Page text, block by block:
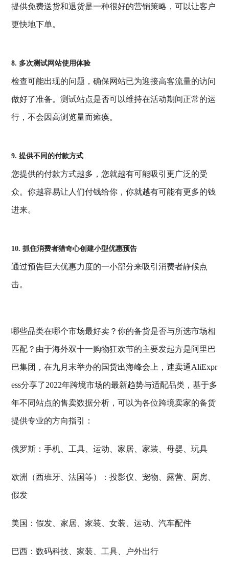
提供免费送货和退货是一种很好的营销策略，可以让客户
更快地下单。
8. 多次测试网站使用体验
检查可能出现的问题，确保网站已为迎接高客流量的访问
做好了准备。测试站点是否可以维持在活动期间正常的运
行，不会因高浏览量而瘫痪。
9. 提供不同的付款方式
您提供的付款方式越多，您就越有可能吸引更广泛的受
众。你越容易让人们付钱给你，你就越有可能有更多的钱
进来。
10. 抓住消费者猎奇心创建小型优惠预告
通过预告巨大优惠力度的一小部分来吸引消费者静候点
击。
哪些品类在哪个市场最好卖？你的备货是否与所选市场相
匹配？由于海外双十一购物狂欢节的主要发起方是阿里巴
巴集团，在九月末举办的国货出海峰会上， 速卖通AliExpr
ess分享了2022年跨境市场的最新趋势与适配品类，基于多
年不同站点的售卖数据分析，可以为各位跨境卖家的备货
提供专业的方向指引：
俄罗斯：手机、工具、运动、家居、家装、母婴、玩具
欧洲（西班牙、法国等）：投影仪、宠物、露营、厨房、
假发
美国：假发、家居、家装、女装、运动、汽车配件
巴西：数码科技、家装、工具、户外出行